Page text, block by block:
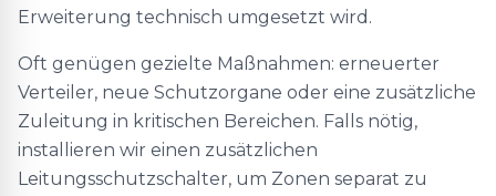
Erweiterung technisch umgesetzt wird.
Oft genügen gezielte Maßnahmen: erneuerter
Verteiler, neue Schutzorgane oder eine zusätzliche
Zuleitung in kritischen Bereichen. Falls nötig,
installieren wir einen zusätzlichen
Leitungsschutzschalter, um Zonen separat zu